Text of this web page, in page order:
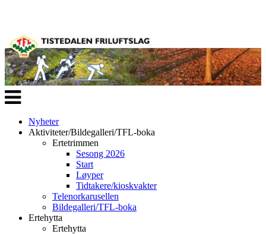
Veksle
navigasjon
Nyheter
Aktiviteter/Bildegalleri/TFL-boka
Ertetrimmen
Sesong 2026
Start
Løyper
Tidtakere/kioskvakter
Telenorkarusellen
Bildegalleri/TFL-boka
Ertehytta
Ertehytta